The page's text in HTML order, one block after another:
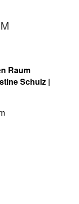
Raum
Schulz |